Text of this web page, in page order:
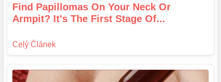
Find Papillomas On Your Neck Or
Armpit? It's The First Stage Of...